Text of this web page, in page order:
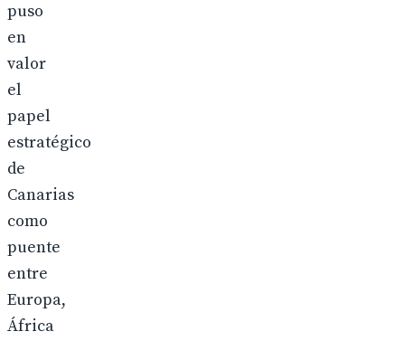
puso
en
valor
el
papel
estratégico
de
Canarias
como
puente
entre
Europa,
África